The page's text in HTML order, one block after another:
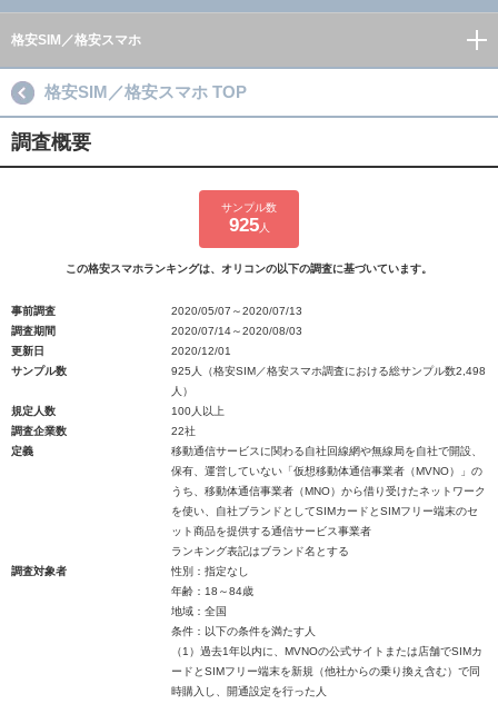
格安SIM／格安スマホ
格安SIM／格安スマホ TOP
調査概要
サンプル数
925人
この格安スマホランキングは、オリコンの以下の調査に基づいています。
事前調査
2020/05/07～2020/07/13
調査期間
2020/07/14～2020/08/03
更新日
2020/12/01
サンプル数
925人（格安SIM／格安スマホ調査における総サンプル数2,498
人）
規定人数
100人以上
調査企業数
22社
定義
移動通信サービスに関わる自社回線網や無線局を自社で開設、
保有、運営していない「仮想移動体通信事業者（MVNO）」の
うち、移動体通信事業者（MNO）から借り受けたネットワーク
を使い、自社ブランドとしてSIMカードとSIMフリー端末のセ
ット商品を提供する通信サービス事業者
ランキング表記はブランド名とする
調査対象者
性別：指定なし
年齢：18～84歳
地域：全国
条件：以下の条件を満たす人
（1）過去1年以内に、MVNOの公式サイトまたは店舗でSIMカ
ードとSIMフリー端末を新規（他社からの乗り換え含む）で同
時購入し、開通設定を行った人